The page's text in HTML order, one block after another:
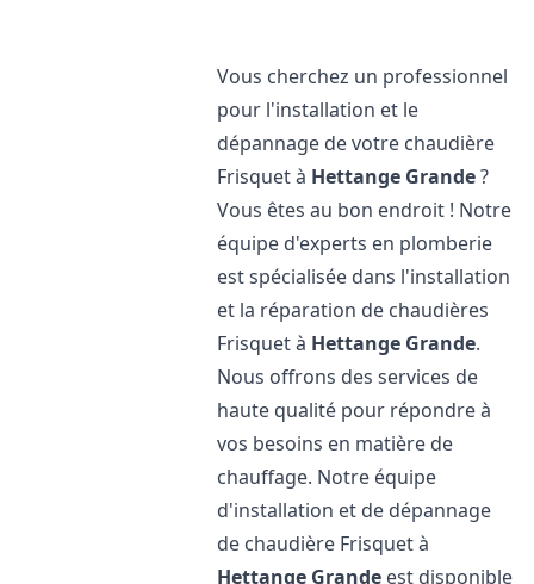
Vous cherchez un professionnel
pour l'installation et le
dépannage de votre chaudière
Frisquet à Hettange Grande?
Vous êtes au bon endroit ! Notre
équipe d'experts en plomberie
est spécialisée dans l'installation
et la réparation de chaudières
Frisquet à Hettange Grande.
Nous offrons des services de
haute qualité pour répondre à
vos besoins en matière de
chauffage. Notre équipe
d'installation et de dépannage
de chaudière Frisquet à
Hettange Grande est disponible